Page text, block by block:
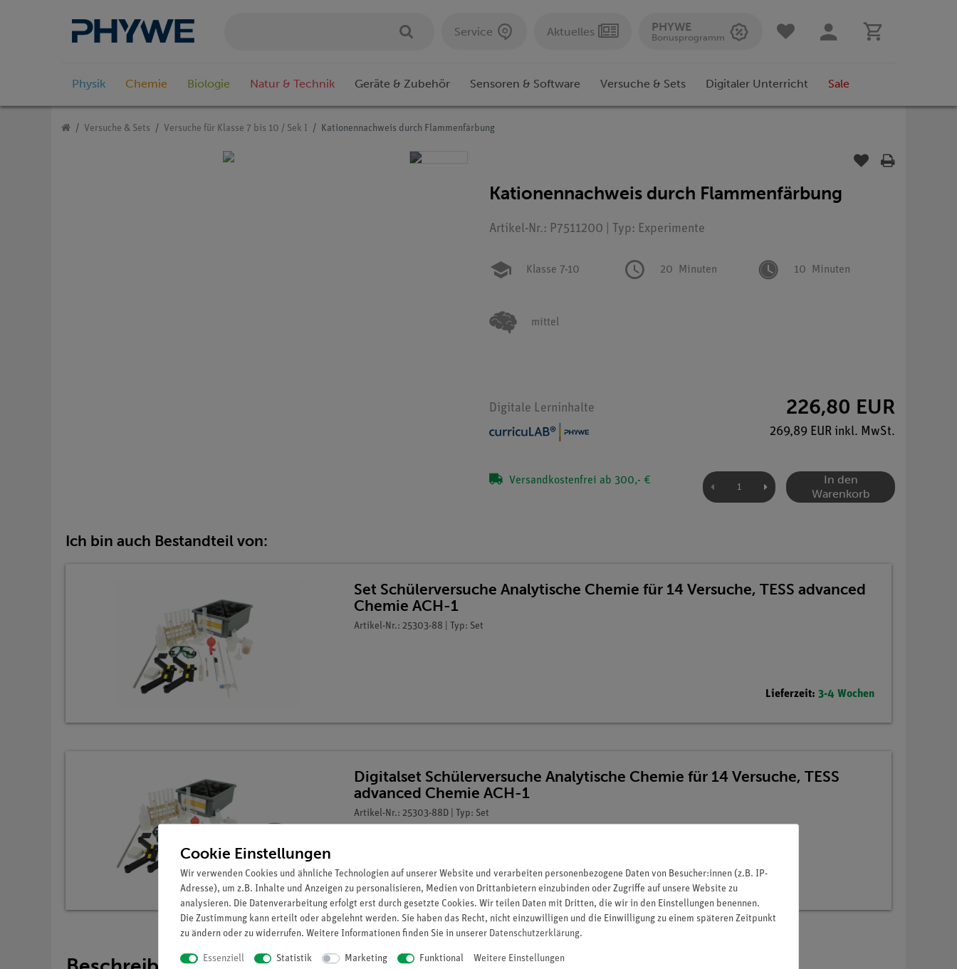
Service Aktuelles PHYWE
Bonusprogramm
Physik Chemie Biologie Natur & Technik Geräte & Zubehör Sensoren & Software Versuche & Sets Digitaler Unterricht Sale
Versuche & Sets Versuche für Klasse 7 bis 10 / Sek I Kationennachweis durch Flammenfärbung
Kationennachweis durch Flammenfärbung
Artikel-Nr.: P7511200 | Typ: Experimente
Klasse 7-10 20 Minuten 10 Minuten
mittel
Digitale Lerninhalte 226,80 EUR
269,89 EUR inkl. MwSt.
Versandkostenfrei ab 300,- €
In den
Warenkorb
Ich bin auch Bestandteil von:
Set Schülerversuche Analytische Chemie für 14 Versuche, TESS advanced
Chemie ACH-1
Artikel-Nr.: 25303-88 | Typ: Set
Lieferzeit: 3-4 Wochen
Digitalset Schülerversuche Analytische Chemie für 14 Versuche, TESS
advanced Chemie ACH-1
Artikel-Nr.: 25303-88D | Typ: Set
Cookie Einstellungen
Wir verwenden Cookies und ähnliche Technologien auf unserer Website und verarbeiten personenbezogene Daten von Besucher:innen (z.B. IP-
Adresse), um z.B. Inhalte und Anzeigen zu personalisieren, Medien von Drittanbietern einzubinden oder Zugriffe auf unsere Website zu
analysieren. Die Datenverarbeitung erfolgt erst durch gesetzte Cookies. Wir teilen Daten mit Dritten, die wir in den Einstellungen benennen.
Die Zustimmung kann erteilt oder abgelehnt werden. Sie haben das Recht, nicht einzuwilligen und die Einwilligung zu einem späteren Zeitpunkt
zu ändern oder zu widerrufen. Weitere Informationen finden Sie in unserer Daten­schutz­erklärung.
Essenziell Statistik Marketing Funktional Weitere Einstellungen